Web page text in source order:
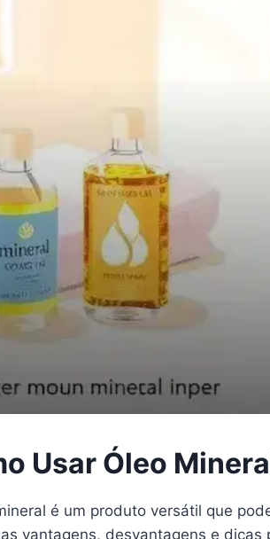
Usar Óleo
é um produto versátil que
vantagens, desvantagens e